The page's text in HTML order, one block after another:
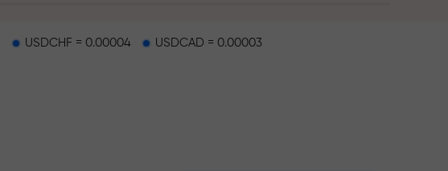
USDCHF = 0.00004 USDCAD = 0.00003